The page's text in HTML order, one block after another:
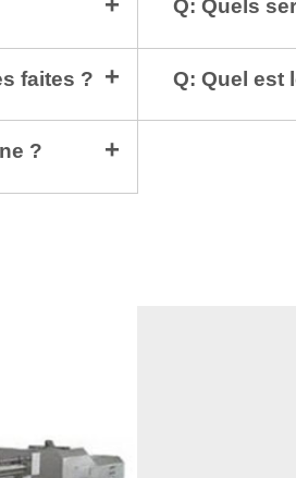
Q: Quels
faites ? Q: Quel est
?